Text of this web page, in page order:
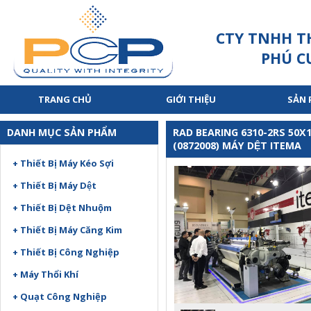
CTY TNHH
PHÚ
TRANG CHỦ GIỚI THIỆU SẢN
DANH MỤC SẢN PHẨM
+ Thiết Bị Máy Kéo Sợi
+ Thiết Bị Máy Dệt
+ Thiết Bị Dệt Nhuộm
+ Thiết Bị Máy Căng Kim
+ Thiết Bị Công Nghiệp
+ Máy Thổi Khí
+ Quạt Công Nghiệp
RAD BEARING 6310-2RS
(0872008) MÁY DỆT ITEMA